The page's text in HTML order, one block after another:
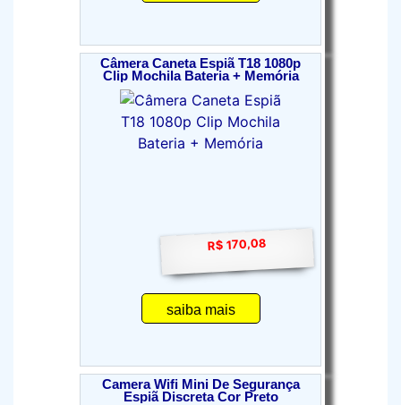
Câmera Caneta Espiã T18 1080p
Clip Mochila Bateria + Memória
R$ 170,08
saiba mais
Camera Wifi Mini De Segurança
Espiã Discreta Cor Preto